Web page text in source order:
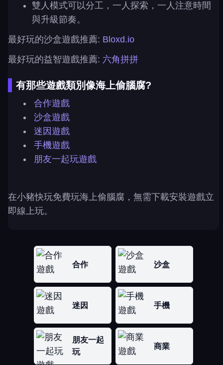
雙人模式可以分工，一人探索，一人注意時間
與升級節奏。
最好玩的沙盒遊戲推薦: Bloxd.io
最好玩的益智遊戲推薦: 六角拼拼
有那些遊戲類別像海上偷腦腐?
合作遊戲
沙盒遊戲
迷因遊戲
手機遊戲
朋友一起玩遊戲
在小豬快玩免費玩海上偷腦腐，無需下載安裝遊戲立
即線上玩。
合作 沙盒
迷因 手機
朋友一起
玩
商業